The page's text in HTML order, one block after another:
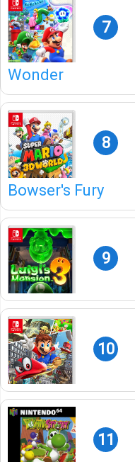
7
Wonder
8
Bowser's Fury
9
10
11